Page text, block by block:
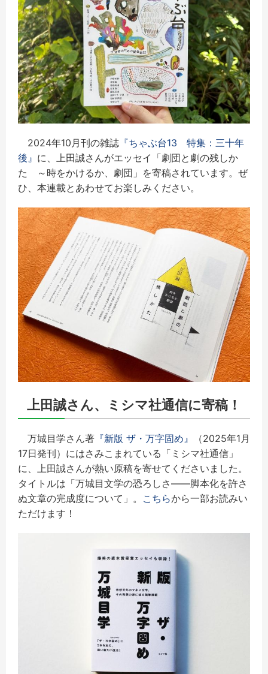
2024年10月刊の雑誌 『ちゃぶ台13 特集：三十年
後』 に、上田誠さんがエッセイ「劇団と劇の残しか
た ～時をかけるか、劇団」を寄稿されています。ぜ
ひ、本連載とあわせてお楽しみください。
上田誠さん、ミシマ社通信に寄稿！
万城目学さん著 『新版 ザ・万字固め』
（2025年1月
17日発刊）にはさみこまれている「ミシマ社通信」
に、上田誠さんが熱い原稿を寄せてくださいました。
タイトルは「万城目文学の恐ろしさ――脚本化を許さ
ぬ文章の完成度について」。 こちらから一部お読みい
ただけます！